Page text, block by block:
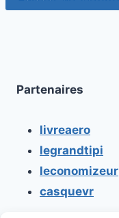
Partenaires
livreaero
legrandtipi
leconomizeur
casquevr